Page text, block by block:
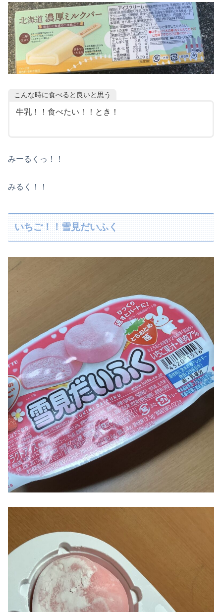
こんな時に食べると良いと思う
牛乳！！食べたい！！とき！
みーるくっ！！
みるく！！
いちご！！雪見だいふく